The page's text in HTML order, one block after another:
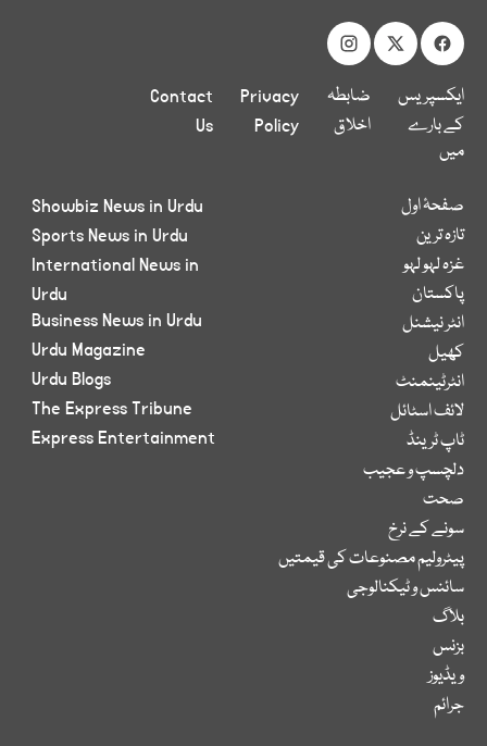
ایکسپریس
کے بارے
میں
ضابطہ
اخلاق
Privacy
Policy
Contact
Us
صفحۂ اول
تازہ ترین
غزہ لہو لہو
پاکستان
انٹر نیشنل
کھیل
انٹرٹینمنٹ
لائف اسٹائل
ٹاپ ٹرینڈ
دلچسپ و عجیب
صحت
سونے کے نرخ
پیٹرولیم مصنوعات کی قیمتیں
سائنس و ٹیکنالوجی
بلاگ
بزنس
ویڈیوز
جرائم
Showbiz News in Urdu
Sports News in Urdu
International News in
Urdu
Business News in Urdu
Urdu Magazine
Urdu Blogs
The Express Tribune
Express Entertainment